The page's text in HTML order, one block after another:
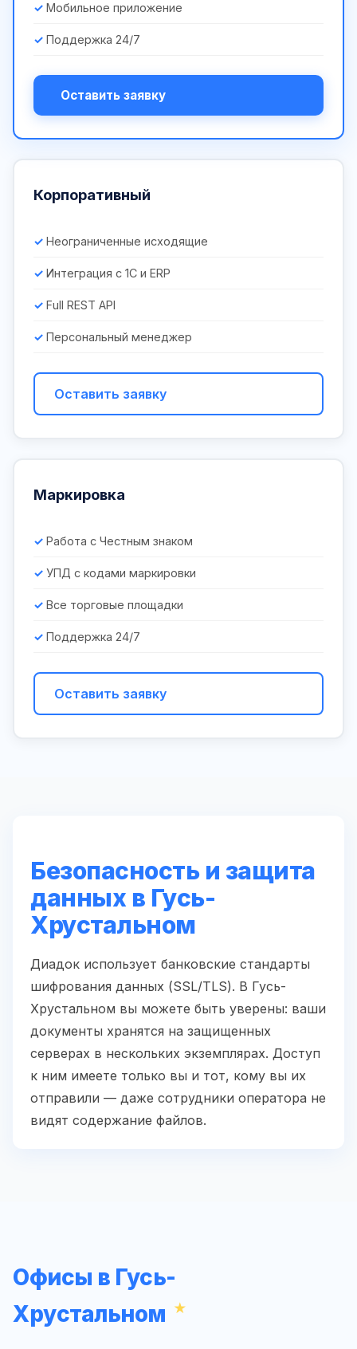
Мобильное приложение
Поддержка 24/7
Оставить заявку
Корпоративный
Неограниченные исходящие
Интеграция с 1С и ERP
Full REST API
Персональный менеджер
Оставить заявку
Маркировка
Работа с Честным знаком
УПД с кодами маркировки
Все торговые площадки
Поддержка 24/7
Оставить заявку
Безопасность и защита
данных в Гусь-
Хрустальном
Диадок использует банковские стандарты
шифрования данных (SSL/TLS). В Гусь-
Хрустальном вы можете быть уверены: ваши
документы хранятся на защищенных
серверах в нескольких экземплярах. Доступ
к ним имеете только вы и тот, кому вы их
отправили — даже сотрудники оператора не
видят содержание файлов.
Офисы в Гусь-
Хрустальном